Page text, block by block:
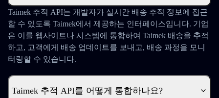
Taimek 추적 API는 개발자가 실시간 배송 추적 정보에 접근
할 수 있도록 Taimek에서 제공하는 인터페이스입니다. 기업
은 이를 웹사이트나 시스템에 통합하여 Taimek 배송을 추적
하고, 고객에게 배송 업데이트를 보내고, 배송 과정을 모니
터링할 수 있습니다.
Taimek 추적 API를 어떻게 통합하나요?